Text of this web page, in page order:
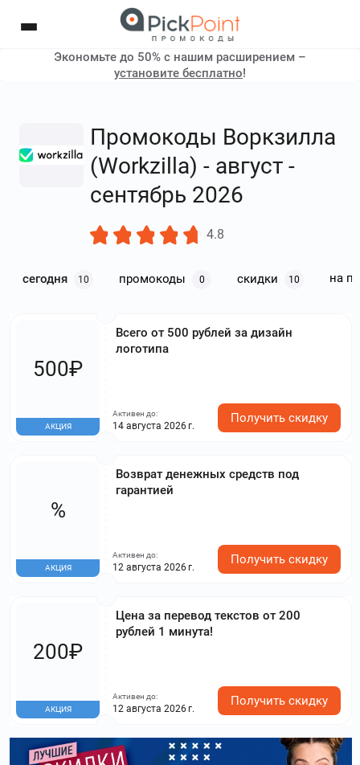
Экономьте до 50% с нашим расширением –
установите бесплатно!
Промокоды Воркзилла
(Workzilla) - август -
сентябрь 2026
4.8
сегодня 10 промокоды 0 скидки 10 на
Всего от 500 рублей за дизайн
логотипа
500₽
АКЦИЯ
Активен до:
14 августа 2026 г.
Получить скидку
Возврат денежных средств под
гарантией
%
АКЦИЯ
Активен до:
12 августа 2026 г.
Получить скидку
Цена за перевод текстов от 200
рублей 1 минута!
200₽
АКЦИЯ
Активен до:
12 августа 2026 г.
Получить скидку